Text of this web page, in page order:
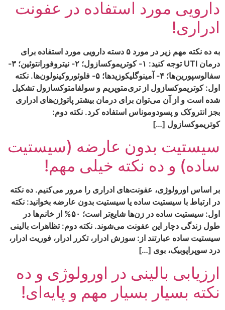
دارویی مورد استفاده در عفونت
ادراری!
به ده نکته مهم زیر در مورد ۵ دسته دارویی مورد استفاده برای
درمان UTI توجه کنید: ۱- کوتریموکسازول؛ ۲- نیتروفورانتوئین؛ ۳-
سفالوسپورین‌ها؛ ۴- آمینوگلیکوزیدها؛ ۵- فلوئوروکینولون‌ها. نکته
اول: کوتریموکسازول از تری‌متوپریم و سولفامتوکسازول تشکیل
شده است و از آن می‌توان برای درمان بیشتر پاتوژن‌های ادراری
بجز انتروکک و پسودوموناس استفاده کرد. نکته دوم:
کوتریموکسازول […]
سیستیت بدون عارضه (سیستیت
ساده) و ده نکته خیلی مهم!
بر اساس اورولوژی، عفونت‌های ادراری را مرور می‌کنیم. ده نکته
در ارتباط با سیستیت ساده یا سیستیت بدون عارضه بخوانید: نکته
اول: سیستیت ساده در زن‌ها شایع‌تر است؛ ۵۰% از خانم‌ها در
طول زندگی دچار این عفونت می‌شوند. نکته دوم: تظاهرات بالینی
سیستیت ساده عبارتند از: سوزش ادرار، تکرر ادرار، فوریت ادرار،
درد سوپراپوبیک، بوی […]
ارزیابی بالینی در اورولوژی و ده
نکته بسیار بسیار مهم و پایه‌ای!